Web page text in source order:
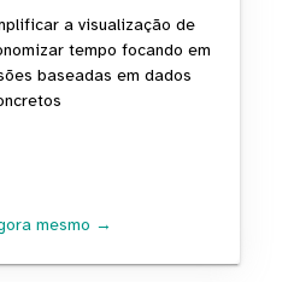
a visualização de
tempo focando em
baseadas em dados
mesmo →